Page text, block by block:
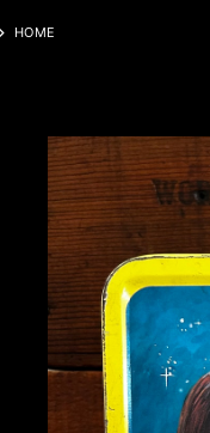
HOME